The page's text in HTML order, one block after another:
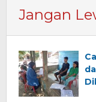
Jangan